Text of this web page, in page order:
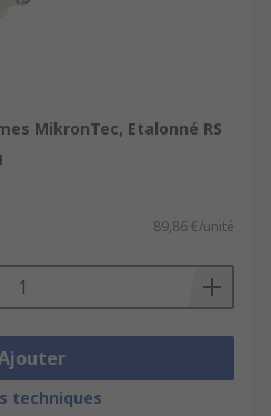
MikronTec, Etalonné RS
89,86 €/unité
techniques